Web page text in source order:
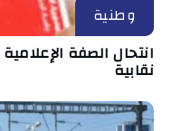
وطنية
انتحال الصفة
نقابية